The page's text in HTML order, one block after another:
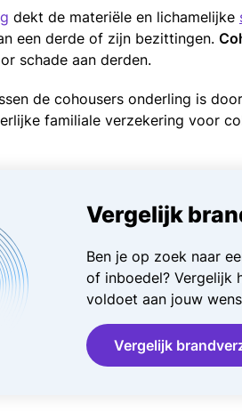
dekt de materiële en lichamelijke
een derde of zijn bezittingen.
schade aan derden.
de cohousers onderling is
familiale verzekering voor
Vergelijk
Ben je op zoek naar
of inboedel? Vergelijk
voldoet aan jouw
Vergelijk